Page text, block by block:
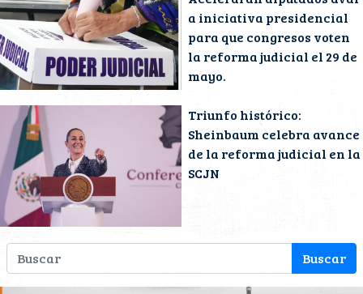
a iniciativa presidencial
para que congresos voten
la reforma judicial el 29 de
mayo.
Triunfo histórico:
Sheinbaum celebra avance
de la reforma judicial en la
SCJN